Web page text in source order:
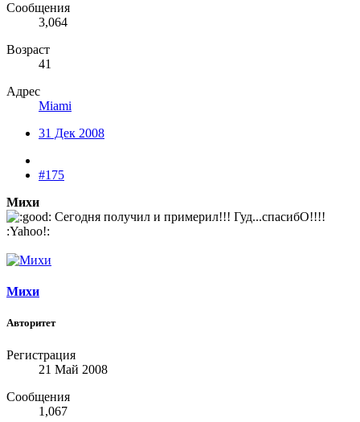
Сообщения
3,064
Возраст
41
Адрес
Miami
31 Дек 2008
#175
Михи
Сегодня получил и примерил!!! Гуд...спасибО!!!!
:Yahoo!:
Михи
Авторитет
Регистрация
21 Май 2008
Сообщения
1,067